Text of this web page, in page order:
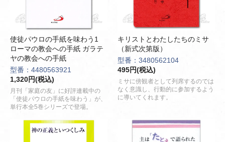
使徒パウロの手紙を味わう1
ローマの教会への手紙 ガラテ
ヤの教会への手紙
型番：4480563921
1,320円(税込)
月刊「家庭の友」に好評連載中の
「使徒パウロの手紙を味わう」が、
単行本全5巻シリーズで登場。
キリストとわたしたちのミサ
（新式次第版）
型番：3480562104
495円(税込)
ミサに傍観者として列席するのでは
なく意識し、行動的に参加するよう
に導いてくれます。